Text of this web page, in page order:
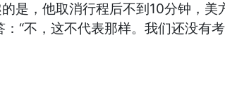
是，他取消行程后不到10分钟，
“不，这不代表那样。我们还没有